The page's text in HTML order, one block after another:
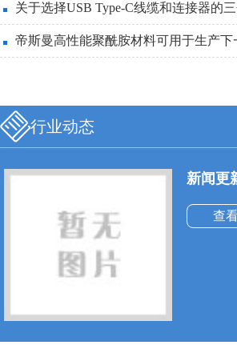
关于选择USB Type-C线缆和连接器的三个关键
帝斯曼高性能聚酰胺材料可用于生产下一代
行业动态
新闻更
查